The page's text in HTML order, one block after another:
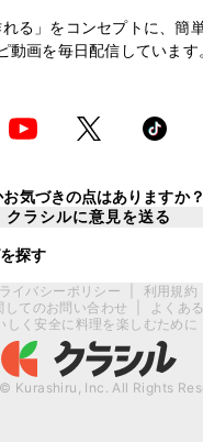
れる」をコンセプトに、簡
動画を毎日配信しています
気づきの点はありますか？
クラシルに意見を送る
探す
イバシーポリシー 利用規約
してのお問い合わせ
よくあ
しく安全に料理を楽しむために
Kurashiru, Inc. All Rights